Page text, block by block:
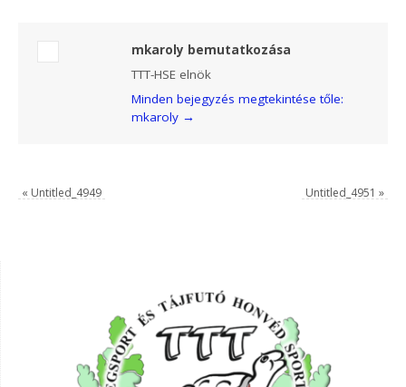
mkaroly bemutatkozása
TTT-HSE elnök
Minden bejegyzés megtekintése tőle:
mkaroly →
« Untitled_4949 Untitled_4951 »